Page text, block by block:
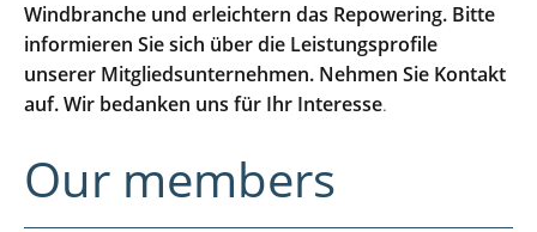
Windbranche und erleichtern das Repowering. Bitte
informieren Sie sich über die Leistungsprofile
unserer Mitgliedsunternehmen. Nehmen Sie Kontakt
auf. Wir bedanken uns für Ihr Interesse.
Our members